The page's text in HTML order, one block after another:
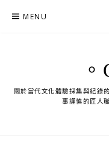
MENU
關於當代文化體驗採集與紀錄
事謹慎的匠人